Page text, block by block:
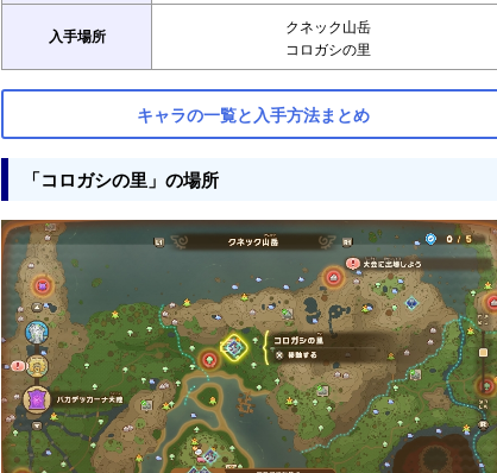
入手場所
クネック山岳
コロガシの里
キャラの一覧と入手方法まとめ
「コロガシの里」の場所